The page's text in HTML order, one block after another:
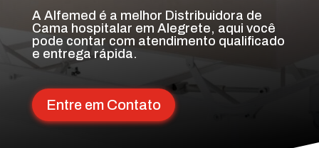
A Alfemed é a melhor Distribuidora de
Cama hospitalar em Alegrete, aqui você
pode contar com atendimento qualificado
e entrega rápida.
Entre em Contato